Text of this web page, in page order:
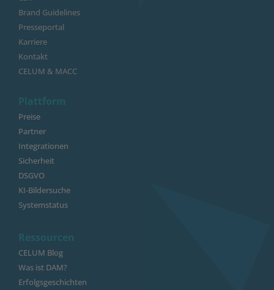
Brand Guidelines
Presseportal
Karriere
Kontakt
CELUM & MACC
Plattform
Preise
Partner
Integrationen
Sicherheit
DSGVO
KI-Bildersuche
Systemstatus
Ressourcen
CELUM Blog
Was ist DAM?
Erfolgsgeschichten